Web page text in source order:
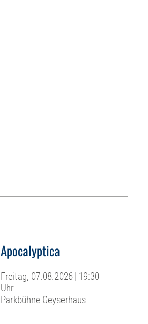
Apocalyptica
Freitag, 07.08.2026 | 19:30
Uhr
Parkbühne Geyserhaus